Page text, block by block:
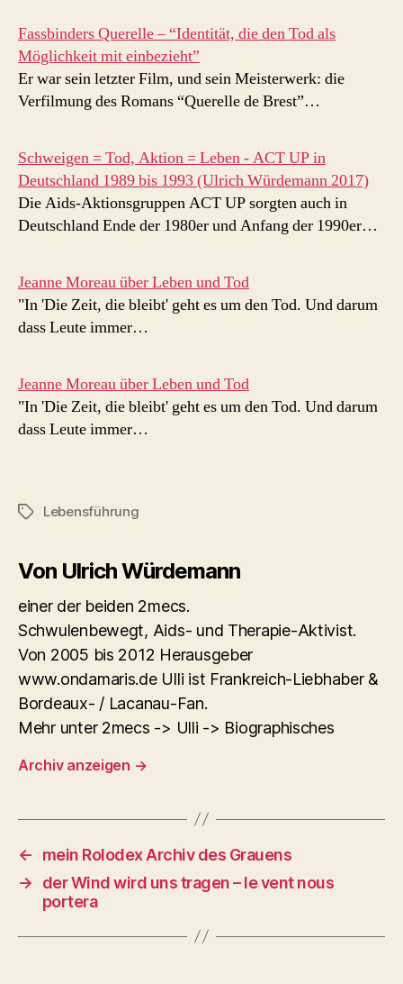
Fassbinders Querelle – “Identität, die den Tod als
Möglichkeit mit einbezieht”
Er war sein letzter Film, und sein Meisterwerk: die
Verfilmung des Romans “Querelle de Brest”…
Schweigen = Tod, Aktion = Leben - ACT UP in
Deutschland 1989 bis 1993 (Ulrich Würdemann 2017)
Die Aids-Aktionsgruppen ACT UP sorgten auch in
Deutschland Ende der 1980er und Anfang der 1990er…
Jeanne Moreau über Leben und Tod
"In 'Die Zeit, die bleibt' geht es um den Tod. Und darum
dass Leute immer…
Jeanne Moreau über Leben und Tod
"In 'Die Zeit, die bleibt' geht es um den Tod. Und darum
dass Leute immer…
Schlagwörter
Lebensführung
Von Ulrich Würdemann
einer der beiden 2mecs.
Schwulenbewegt, Aids- und Therapie-Aktivist.
Von 2005 bis 2012 Herausgeber
www.ondamaris.de Ulli ist Frankreich-Liebhaber &
Bordeaux- / Lacanau-Fan.
Mehr unter 2mecs -> Ulli -> Biographisches
Archiv anzeigen →
←
mein Rolodex Archiv des Grauens
→
der Wind wird uns tragen – le vent nous
portera